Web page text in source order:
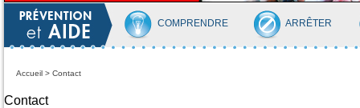
COMPRENDRE ARRÊTER
Accueil > Contact
Contact